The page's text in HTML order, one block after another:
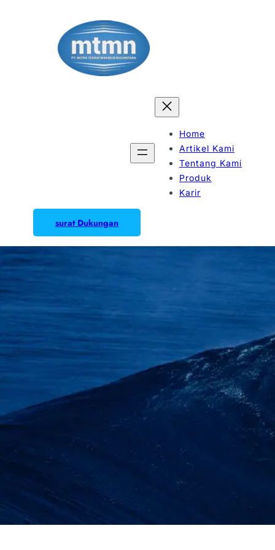
Home
Artikel Kami
Tentang Kami
Produk
Karir
surat Dukungan